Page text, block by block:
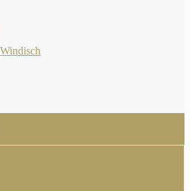
Windisch